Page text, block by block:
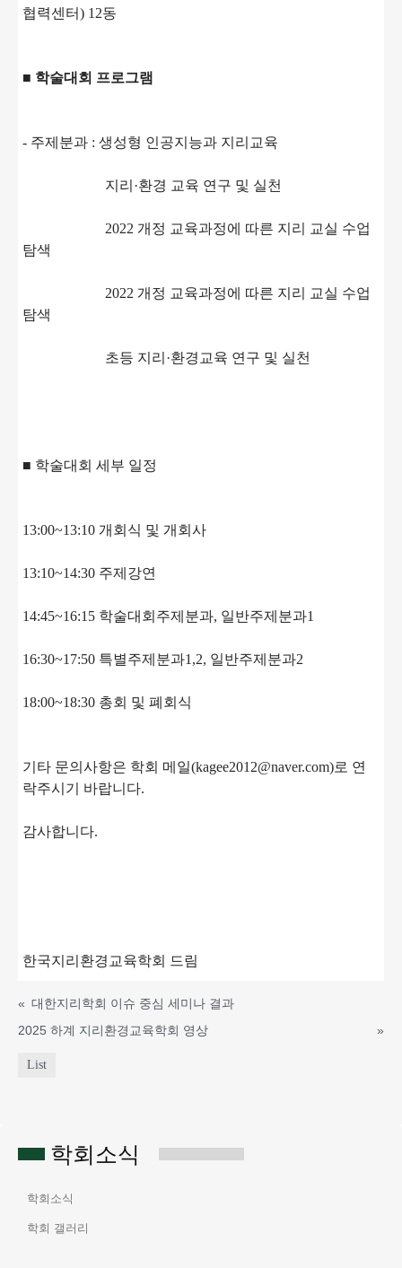
학회소식
학회소식
학회 갤러리
협력센터) 12동
■ 학술대회 프로그램
- 주제분과 : 생성형 인공지능과 지리교육
지리·환경 교육 연구 및 실천
2022 개정 교육과정에 따른 지리 교실 수업
탐색
2022 개정 교육과정에 따른 지리 교실 수업
탐색
초등 지리·환경교육 연구 및 실천
■ 학술대회 세부 일정
13:00~13:10 개회식 및 개회사
13:10~14:30 주제강연
14:45~16:15 학술대회주제분과, 일반주제분과1
16:30~17:50 특별주제분과1,2, 일반주제분과2
18:00~18:30 총회 및 폐회식
기타 문의사항은 학회 메일(kagee2012@naver.com)로 연
락주시기 바랍니다.
감사합니다.
한국지리환경교육학회 드림
« 대한지리학회 이슈 중심 세미나 결과
2025 하계 지리환경교육학회 영상
»
List